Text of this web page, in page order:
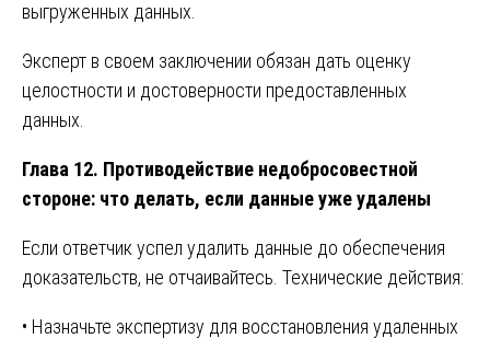
выгруженных данных.
Эксперт в своем заключении обязан дать оценку
целостности и достоверности предоставленных
данных.
Глава 12. Противодействие недобросовестной
стороне: что делать, если данные уже удалены
Если ответчик успел удалить данные до обеспечения
доказательств, не отчаивайтесь. Технические действия:
• Назначьте экспертизу для восстановления удаленных